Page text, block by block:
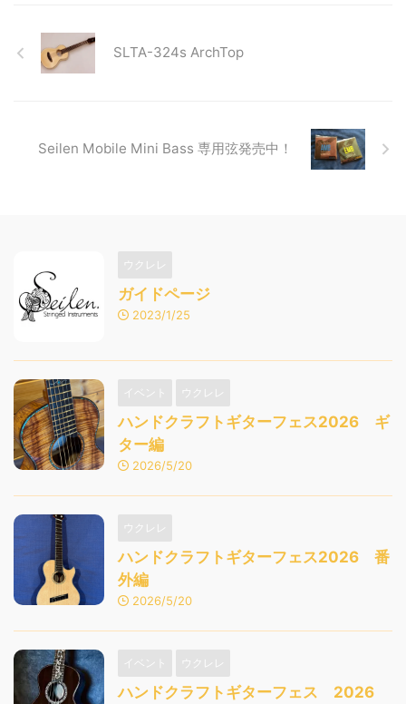
SLTA-324s ArchTop
Seilen Mobile Mini Bass 専用弦発売中！
ウクレレ
ガイドページ
2023/1/25
イベント ウクレレ
ハンドクラフトギターフェス2026 ギ
ター編
2026/5/20
ウクレレ
ハンドクラフトギターフェス2026 番
外編
2026/5/20
イベント ウクレレ
ハンドクラフトギターフェス 2026